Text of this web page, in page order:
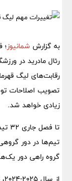
به گزارش شمانیوز
رئال مادرید در
زیادی خواهد شد.
تا
تیم‌ها در دور
گروه راهی دور